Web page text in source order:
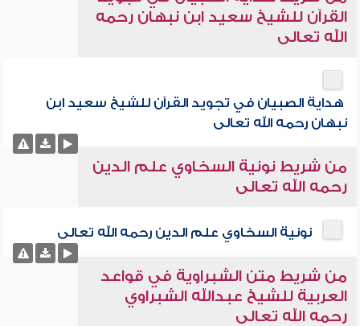
القرآن للشيخ سعيد ابن نبهان رحمه
الله تعالى
هداية الصبيان في تجويد القرآن للشيخ سعيد ابن
نبهان رحمه الله تعالى
من شريط نونية السخاوي علم الدين
رحمه الله تعالى
نونية السخاوي علم الدين رحمه الله تعالى
من شريط متن الشبراوية في قواعد
العربية للشيخ عبدالله الشبراوي
رحمه الله تعالى